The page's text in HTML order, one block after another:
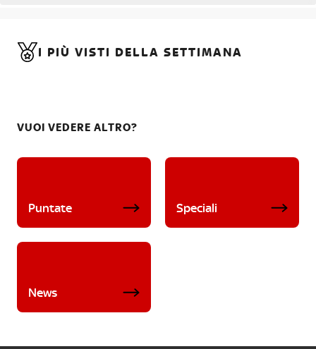
I PIÙ VISTI DELLA SETTIMANA
VUOI VEDERE ALTRO?
Puntate Speciali
News